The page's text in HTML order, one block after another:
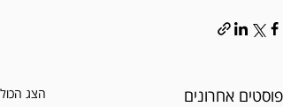
פוסטים אחרונים הצג הכול